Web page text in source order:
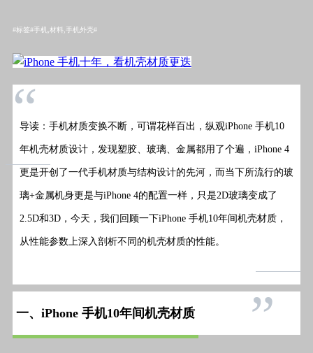
#标签#手机,材料,手机外壳#
“
导读 ：手机材质变换不断，可谓花样百出，纵观iPhone 手机10
年机壳材质设计，发现塑胶、玻璃、金属都用了个遍，iPhone 4
更是开创了一代手机材质与结构设计的先河，而当下所流行的玻
璃+金属机身更是与iPhone 4的配置一样，只是2D玻璃变成了
2.5D和3D，今天，我们回顾一下iPhone 手机10年间机壳材质，
从性能参数上深入剖析不同的机壳材质的性能。
”
一、 iPhone 手机10年间机壳材质